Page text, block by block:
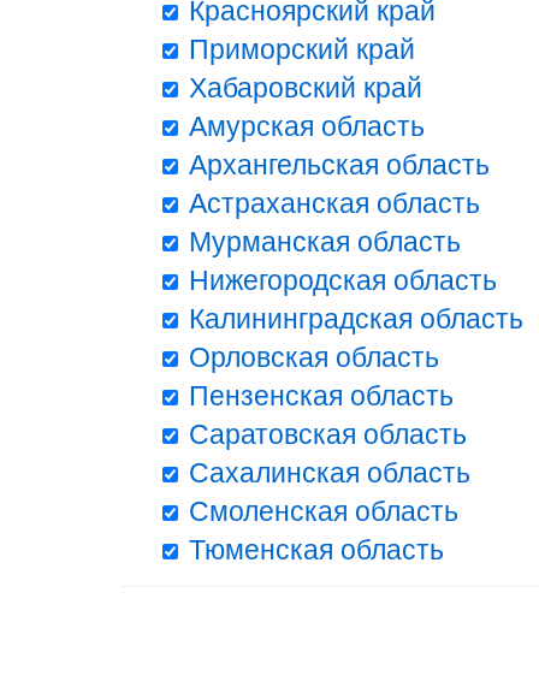
Красноярский край
Приморский край
Хабаровский край
Амурская область
Архангельская область
Астраханская область
Мурманская область
Нижегородская область
Калининградская область
Орловская область
Пензенская область
Саратовская область
Сахалинская область
Смоленская область
Тюменская область